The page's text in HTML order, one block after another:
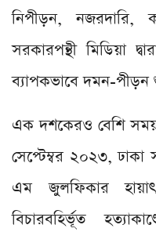
নিপীড়ন, নজরদারি,
সরকারপন্থী মিডিয়া
ব্যাপকভাবে দমন-
এক দশকেরও বেশি
সেপ্টেম্বর ২০২৩, ঢাকা
এম জুলফিকার
বিচারবহির্ভূত